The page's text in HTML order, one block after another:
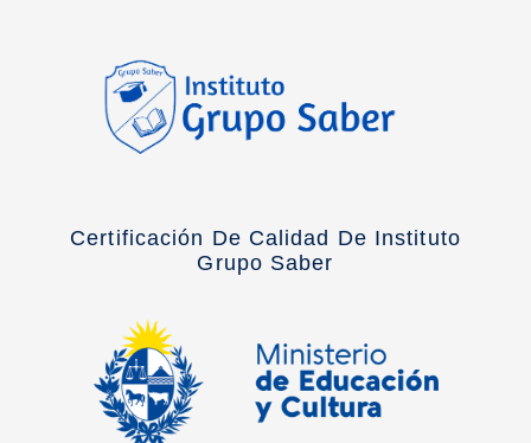
Certificación De Calidad De Instituto
Grupo Saber